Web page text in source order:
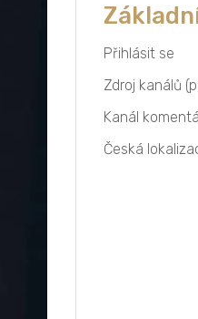
Přihlásit se
Zdroj kanálů
Kanál
Česká